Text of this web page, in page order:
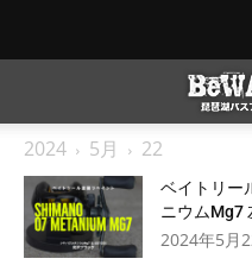
2024 5月 22
ベイトリー
ニウムMg7
2024年5月